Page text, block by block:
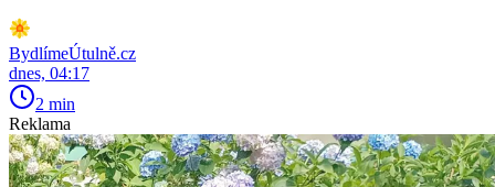
BydlímeÚtulně.cz
dnes, 04:17
2 min
Reklama